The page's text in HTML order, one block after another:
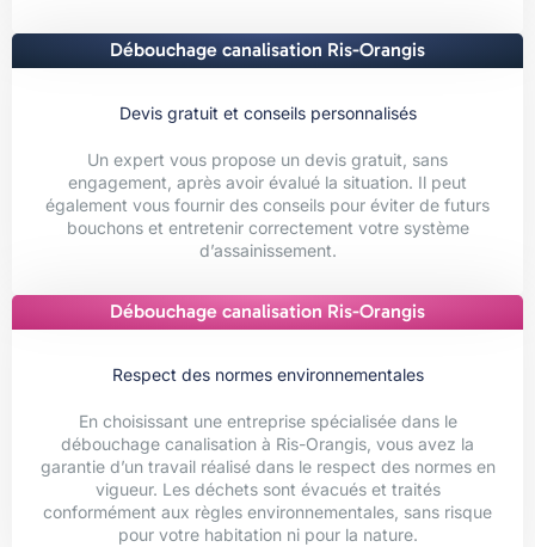
Débouchage canalisation Ris-Orangis
Devis gratuit et conseils personnalisés
Un expert vous propose un devis gratuit, sans
engagement, après avoir évalué la situation. Il peut
également vous fournir des conseils pour éviter de futurs
bouchons et entretenir correctement votre système
d’assainissement.
Débouchage canalisation Ris-Orangis
Respect des normes environnementales
En choisissant une entreprise spécialisée dans le
débouchage canalisation à Ris-Orangis, vous avez la
garantie d’un travail réalisé dans le respect des normes en
vigueur. Les déchets sont évacués et traités
conformément aux règles environnementales, sans risque
pour votre habitation ni pour la nature.